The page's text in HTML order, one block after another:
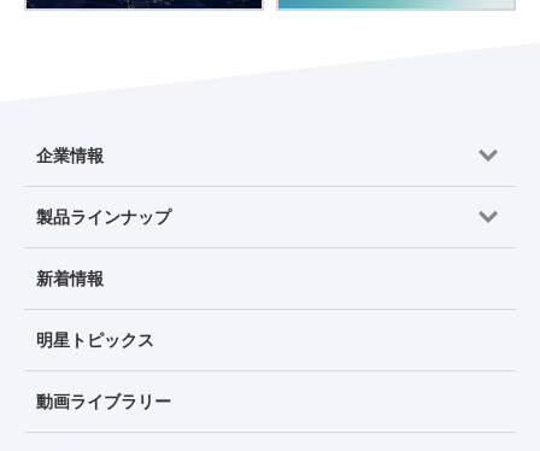
企業情報
製品ラインナップ
新着情報
明星トピックス
動画ライブラリー